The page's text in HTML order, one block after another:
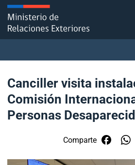
Click acá para ir directamente al
Ministerio
Política Exterior
Embajadas y consulados
Canciller visita
Comisión
Personas
Comparte